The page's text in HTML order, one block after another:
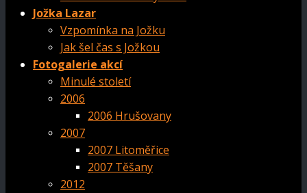
Jožka Lazar
Vzpomínka na Jožku
Jak šel čas s Jožkou
Fotogalerie akcí
Minulé století
2006
2006 Hrušovany
2007
2007 Litoměřice
2007 Těšany
2012